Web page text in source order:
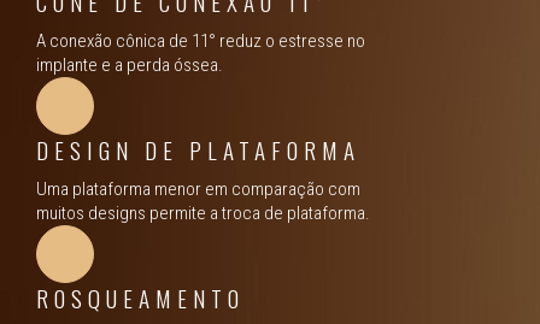
A conexão cônica de 11° reduz o estresse no
implante e a perda óssea.
DESIGN DE PLATAFORMA
Uma plataforma menor em comparação com
muitos designs permite a troca de plataforma.
ROSQUEAMENTO